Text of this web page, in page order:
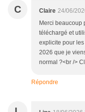
C Claire 24/06/
Merci beaucoup
téléchargé et
explicite pour
2026 que je
normal ?<br />
Répondre